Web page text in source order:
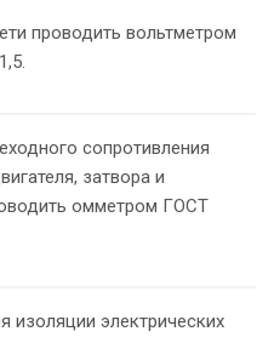
проводить вольтметром
сопротивления
затвора и
омметром ГОСТ
электрических